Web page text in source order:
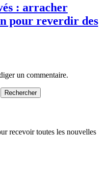
: arracher
pour reverdir des
un commentaire.
recevoir toutes les nouvelles